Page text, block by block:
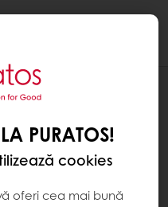
PURATOS!
cookies
oferi cea mai bună